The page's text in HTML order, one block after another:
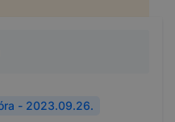
- 2023.09.26.